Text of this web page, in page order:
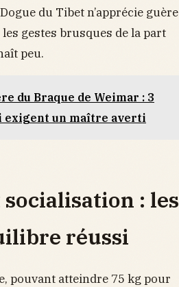
du Tibet n’apprécie guère
gestes brusques de la part
peu.
du Braque de Weimar : 3
exigent un maître averti
: les
réussi
pouvant atteindre 75 kg pour